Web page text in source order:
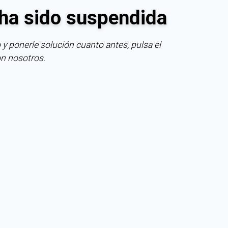
sido suspendida
ponerle solución cuanto antes, pulsa el
nosotros.